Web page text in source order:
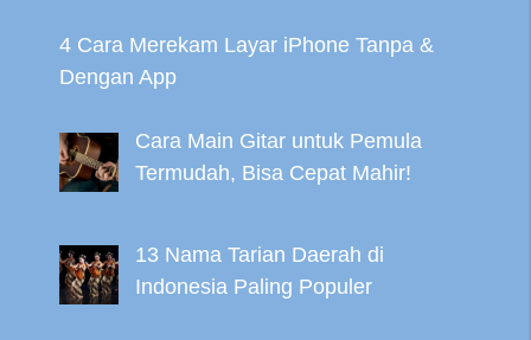
4 Cara Merekam Layar iPhone Tanpa &
Dengan App
Cara Main Gitar untuk Pemula
Termudah, Bisa Cepat Mahir!
13 Nama Tarian Daerah di
Indonesia Paling Populer